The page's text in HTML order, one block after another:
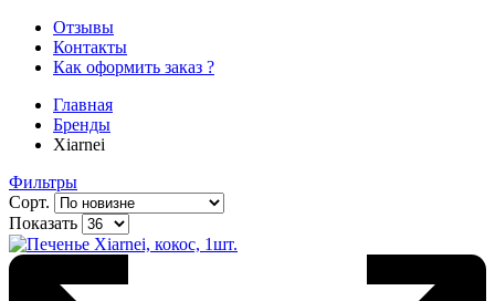
Отзывы
Контакты
Как оформить заказ ?
Главная
Бренды
Xiarnei
Фильтры
Сорт.
Показать